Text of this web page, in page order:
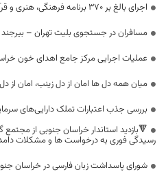
اجرای بالغ بر 370 برنامه فرهنگی، هنری و قرآنی در دهه مبارک فجر
مسافران در جستجوی بلیت تهران – بیرجند
عملیات اجرایی مرکز جامع اهدای خون
میان همه دل ها امان از دل زینب، امان از
بررسی جذب اعتبارات تملک دارایی‌های
🔻بازدید استاندار خراسان جنوبی از
رسیدگی فوری به درخواست ها و مشکلات
شورای پاسداشت زبان فارسی در خراسان